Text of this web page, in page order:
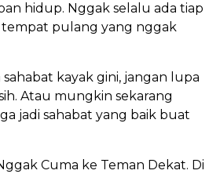
hidup. Nggak selalu ada tiap
tempat pulang yang nggak
kayak gini, jangan lupa
Atau mungkin sekarang
jadi sahabat yang baik buat
Cuma ke Teman Dekat. Di